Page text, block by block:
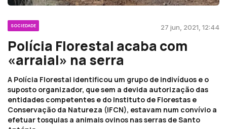
SOCIEDADE 27 jun, 2021, 12:44
Polícia Florestal acaba com
«arraial» na serra
A Polícia Florestal identificou um grupo de indivíduos e o
suposto organizador, que sem a devida autorização das
entidades competentes e do Instituto de Florestas e
Conservação da Natureza (IFCN), estavam num convívio a
efetuar tosquias a animais ovinos nas serras de Santo